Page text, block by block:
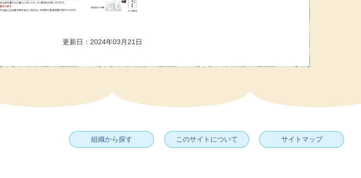
更新日：2024年03月21日
組織から探す このサイトについて サイトマップ